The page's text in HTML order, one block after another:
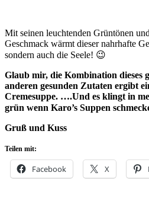
Mit seinen leuchtenden Grüntönen
Geschmack wärmt dieser nahrhafte
sondern auch die Seele! 😉
Glaub mir, die Kombination dieses
anderen gesunden Zutaten ergibt
Cremesuppe. ….Und es klingt in
grün wenn Karo’s Suppen
Gruß und Kuss
Teilen mit:
Facebook X